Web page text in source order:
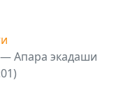
Апара экадаши